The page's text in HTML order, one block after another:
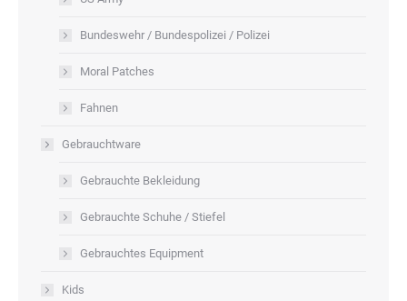
Bundeswehr / Bundespolizei / Polizei
Moral Patches
Fahnen
Gebrauchtware
Gebrauchte Bekleidung
Gebrauchte Schuhe / Stiefel
Gebrauchtes Equipment
Kids